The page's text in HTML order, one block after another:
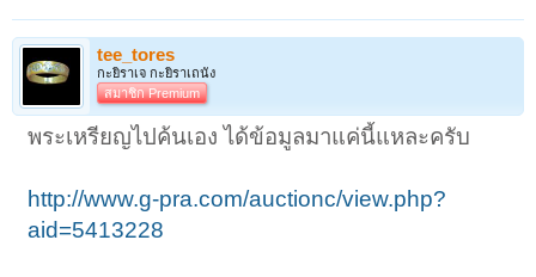
tee_tores
กะยิราเจ กะยิราเถนัง
สมาชิก Premium
พระเหรียญไปค้นเอง ได้ข้อมูลมาแค่นี้แหละครับ
http://www.g-pra.com/auctionc/view.php?
aid=5413228